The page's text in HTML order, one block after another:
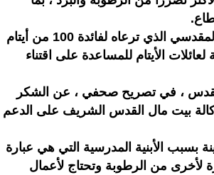
من جهة أخرى ، وفي إطار برنامج كفالة اليتيم المقدسي الذي ترعاه لفائدة 100 من أيتام
الأيتام للمساعدة على اقتناء
القدس ، في تصريح صحفي ، عن الشكر
بيت مال القدس الشريف على الدعم
بسبب الأبنية المدرسية التي هي عبارة
لأخرى من الرطوبة وتحتاج لأعمال